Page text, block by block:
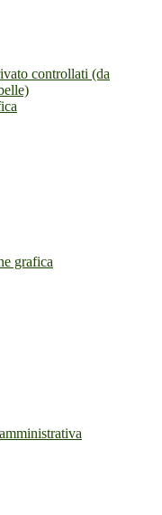
controllati (da
grafica